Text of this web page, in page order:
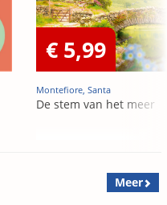
€ 5,99
Montefiore, Santa
De stem van het meer
Meer